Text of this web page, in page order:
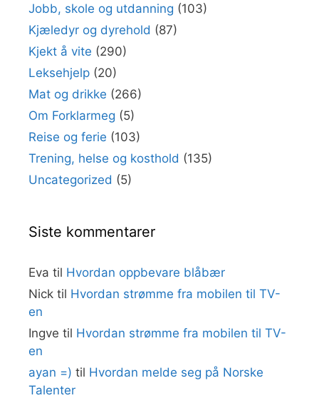
Jobb, skole og utdanning (103)
Kjæledyr og dyrehold (87)
Kjekt å vite (290)
Leksehjelp (20)
Mat og drikke (266)
Om Forklarmeg (5)
Reise og ferie (103)
Trening, helse og kosthold (135)
Uncategorized (5)
Siste kommentarer
Eva til Hvordan oppbevare blåbær
Nick til Hvordan strømme fra mobilen til TV-
en
Ingve til Hvordan strømme fra mobilen til TV-
en
ayan =) til Hvordan melde seg på Norske
Talenter